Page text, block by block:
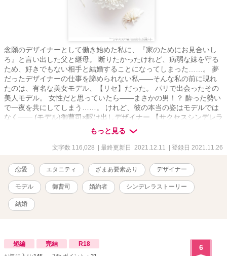
念願のデザイナーとして働き始めた私に、『家のためにお見合いし
ろ』と言い出した父と継母。 断りたかったけれど、病弱な妹を守る
ため、好きでもない相手と結婚することになってしまった……。 夢
だったデザイナーの仕事を諦められない私――そんな私の前に現れ
たのは、有名な美女モデル、【リセ】だった。 パリで出会ったその
美人モデル。 女性だと思っていたら――まさかの男！？ 酔った勢い
で一夜を共にしてしまう……。 けれど、彼の本当の姿はモデルでは
なく―― (モデル)御曹司×駆け出しデザイナー 【サクセスシンデレラ
ストーリー！】 清中琉永（きよなかるな）新人デザイナー 麻王理世
（あさおりせ）麻王グループ御曹司(モデル） 初出2021.11.26 改稿
もっと見る
文字数 116,028 | 最終更新日 2021.12.11 | 登録日 2021.11.26
恋愛 エタニティ ざまあ要素あり デザイナー
モデル 御曹司 婚約者 シンデレラストーリー
結婚
短編 完結 R18 6